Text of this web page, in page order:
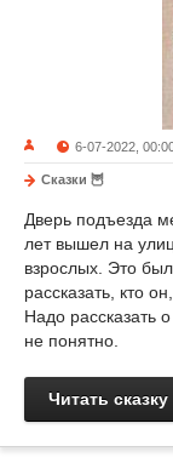
6-07-2022,
Сказки 🦉
Дверь подъезда
лет вышел на
взрослых. Это
рассказать, кто
Надо рассказать
не понятно.
Читать сказку